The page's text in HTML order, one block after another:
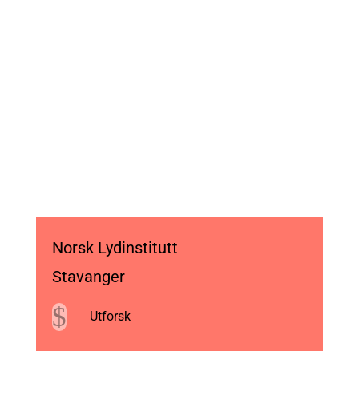
Norsk Lydinstitutt
Stavanger
$ Utforsk